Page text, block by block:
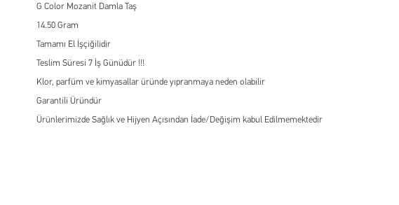
G Color Mozanit Damla Taş
14.50 Gram
Tamamı El İşçiğilidir
Teslim Süresi 7 İş Günüdür !!!
Klor, parfüm ve kimyasallar üründe yıpranmaya neden olabilir
Garantili Üründür
Ürünlerimizde Sağlık ve Hijyen Açısından İade/Değişim kabul Edilmemektedir